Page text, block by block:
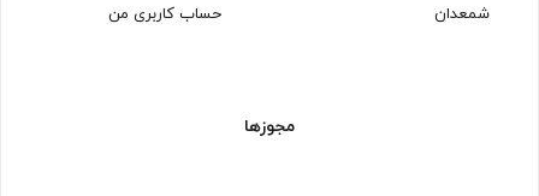
شمعدان
حساب کاربری من
مجوزها